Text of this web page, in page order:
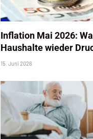
Inflation Mai 2026:
Haushalte wieder
15. Juni 2026